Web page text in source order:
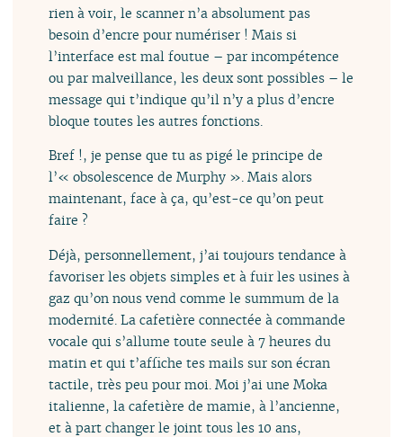
rien à voir, le scanner n’a absolument pas
besoin d’encre pour numériser ! Mais si
l’interface est mal foutue – par incompétence
ou par malveillance, les deux sont possibles – le
message qui t’indique qu’il n’y a plus d’encre
bloque toutes les autres fonctions.
Bref !, je pense que tu as pigé le principe de
l’« obsolescence de Murphy ». Mais alors
maintenant, face à ça, qu’est-ce qu’on peut
faire ?
Déjà, personnellement, j’ai toujours tendance à
favoriser les objets simples et à fuir les usines à
gaz qu’on nous vend comme le summum de la
modernité. La cafetière connectée à commande
vocale qui s’allume toute seule à 7 heures du
matin et qui t’affiche tes mails sur son écran
tactile, très peu pour moi. Moi j’ai une Moka
italienne, la cafetière de mamie, à l’ancienne,
et à part changer le joint tous les 10 ans,